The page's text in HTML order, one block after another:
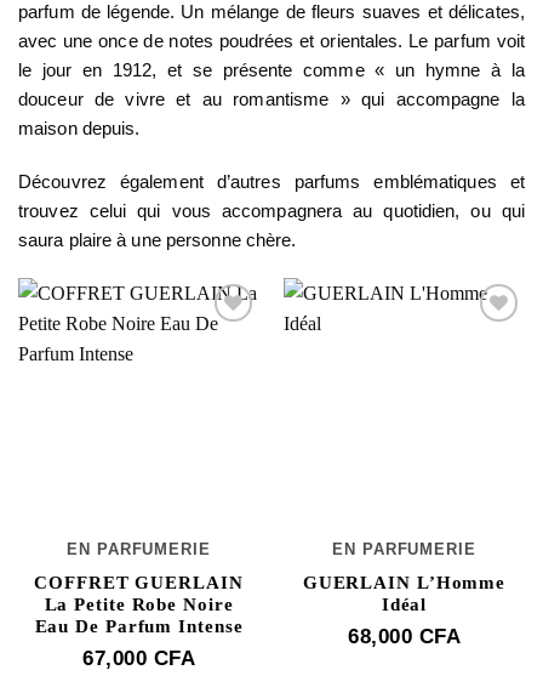
parfum de légende. Un mélange de fleurs suaves et délicates,
avec une once de notes poudrées et orientales. Le parfum voit
le jour en 1912, et se présente comme « un hymne à la
douceur de vivre et au romantisme » qui accompagne la
maison depuis.
Découvrez également d’autres parfums emblématiques et
trouvez celui qui vous accompagnera au quotidien, ou qui
saura plaire à une personne chère.
EN PARFUMERIE
COFFRET GUERLAIN
La Petite Robe Noire
Eau De Parfum Intense
67,000 CFA
EN PARFUMERIE
GUERLAIN L’Homme
Idéal
68,000 CFA